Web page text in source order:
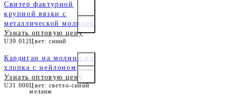
Свитер фактурной
крупной вязки с
металлической молнией
Узнать оптовую цену
U39.012Цвет: синий
Кардиган на молнии из
хлопка с нейлоном
Узнать оптовую цену
U31.000Цвет: светло-синий
меланж